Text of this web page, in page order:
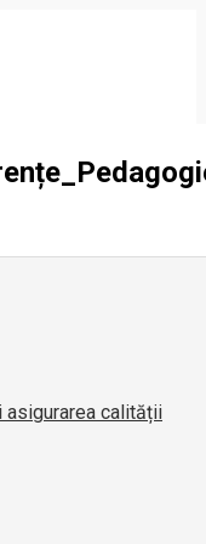
asigurarea calității